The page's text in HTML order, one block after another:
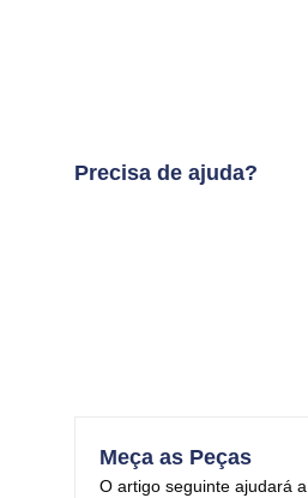
Precisa de ajuda?
Meça as Peças
O artigo seguinte ajudará a